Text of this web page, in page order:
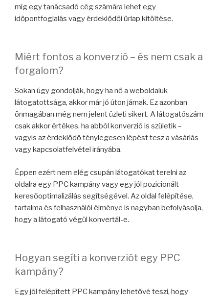
míg egy tanácsadó cég számára lehet egy
időpontfoglalás vagy érdeklődői űrlap kitöltése.
Miért fontos a konverzió – és nem csak a
forgalom?
Sokan úgy gondolják, hogy ha nő a weboldaluk
látogatottsága, akkor már jó úton járnak. Ez azonban
önmagában még nem jelent üzleti sikert. A látogatószám
csak akkor értékes, ha abból konverzió is születik –
vagyis az érdeklődő ténylegesen lépést tesz a vásárlás
vagy kapcsolatfelvétel irányába.
Éppen ezért nem elég csupán látogatókat terelni az
oldalra egy PPC kampány vagy egy jól pozicionált
keresőoptimalizálás segítségével. Az oldal felépítése,
tartalma és felhasználói élménye is nagyban befolyásolja,
hogy a látogató végül konvertál-e.
Hogyan segíti a konverziót egy PPC
kampány?
Egy jól felépített PPC kampány lehetővé teszi, hogy